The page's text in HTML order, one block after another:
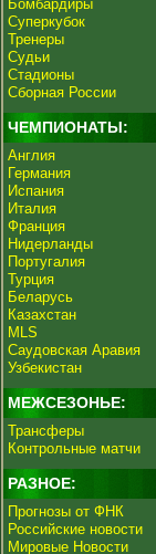
Бомбардиры
Суперкубок
Тренеры
Судьи
Стадионы
Сборная России
ЧЕМПИОНАТЫ:
Англия
Германия
Испания
Италия
Франция
Нидерланды
Португалия
Турция
Беларусь
Казахстан
MLS
Саудовская Аравия
Узбекистан
МЕЖСЕЗОНЬЕ:
Трансферы
Контрольные матчи
РАЗНОЕ:
Прогнозы от ФНК
Российские новости
Мировые Новости